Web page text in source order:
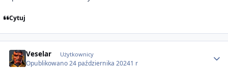
Cytuj
Veselar Użytkownicy
Opublikowano24 października 20241 r